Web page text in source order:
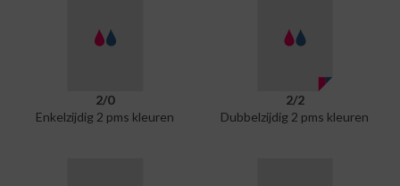
2/0
Enkelzijdig 2 pms kleuren
2/2
Dubbelzijdig 2 pms kleuren